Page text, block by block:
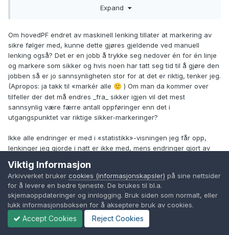
på hva det skal være. Vi med admin-rettigheter har ikke
oversikt over endringer. Det krever en del utvikling hvis noen
brukere skal bli oppdatert med endringer på utvalgte
personer eller områder. Det er litt enklere med "min
kommune" som er utviklet slik at alle har samme rettigheter.
Vi kommer med utvidelse her rett etter ferien. Vi arbeider
også med en ny visning av familier når disse er komplekse.
Den blir noe først ferdig til høsten.
Expand
Om hovedPF endret av maskinell lenking tillater at markering av
sikre følger med, kunne dette gjøres gjeldende ved manuell
lenking også? Det er en jobb å trykke seg nedover én for én linje
og markere som sikker og hvis noen har tatt seg tid til å gjøre den
jobben så er jo sannsynligheten stor for at det er riktig, tenker jeg.
(Apropos: ja takk til «markér alle 🙂 ) Om man da kommer over
tilfeller der det må endres _fra_ sikker igjen vil det mest
sannsynlig være færre antall oppføringer enn det i
utgangspunktet var riktige sikker-markeringer?
Ikke alle endringer er med i «statistikk»-visningen jeg får opp,
lenkinger jeg gjorde i natt er ikke med, mens endringer gjort av
endringer mellom 21.51 i går kveld og 05.54 i morges:
Viktig Informasjon
Arkivverket bruker cookies (informasjonskapsler) på sine nettsider
for å levere en bedre tjeneste. De brukes til bl.a.
skjemaoppdateringer og innlogging. Bruk siden som normalt, eller
lukk informasjonsboksen for å akseptere bruk av cookies.
Accept Cookies Reject Cookies